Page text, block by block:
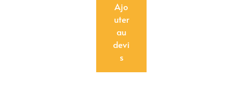
Ajo
uter
au
devi
s